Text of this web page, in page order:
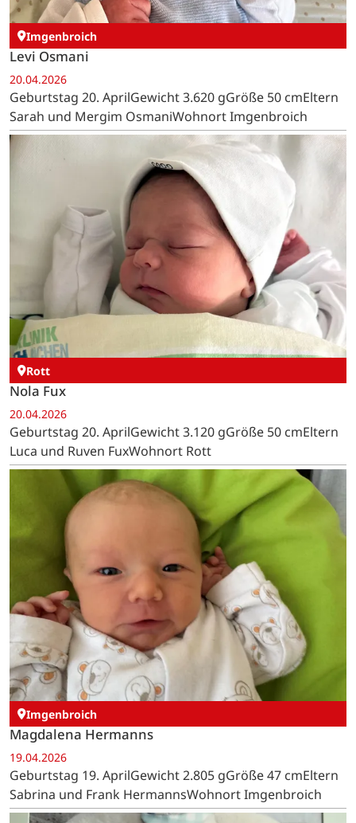
Imgenbroich
Levi Osmani
20.04.2026
Geburtstag 20. AprilGewicht 3.620 gGröße 50 cmEltern
Sarah und Mergim OsmaniWohnort Imgenbroich
Rott
Nola Fux
20.04.2026
Geburtstag 20. AprilGewicht 3.120 gGröße 50 cmEltern
Luca und Ruven FuxWohnort Rott
Imgenbroich
Magdalena Hermanns
19.04.2026
Geburtstag 19. AprilGewicht 2.805 gGröße 47 cmEltern
Sabrina und Frank HermannsWohnort Imgenbroich